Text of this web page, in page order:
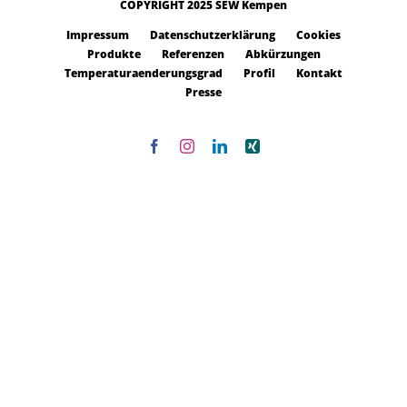
COPYRIGHT 2025 SEW Kempen
Impressum
Datenschutzerklärung
Cookies
Produkte
Referenzen
Abkürzungen
Temperaturaenderungsgrad
Profil
Kontakt
Presse
FacebookInstagramLinkedInXing